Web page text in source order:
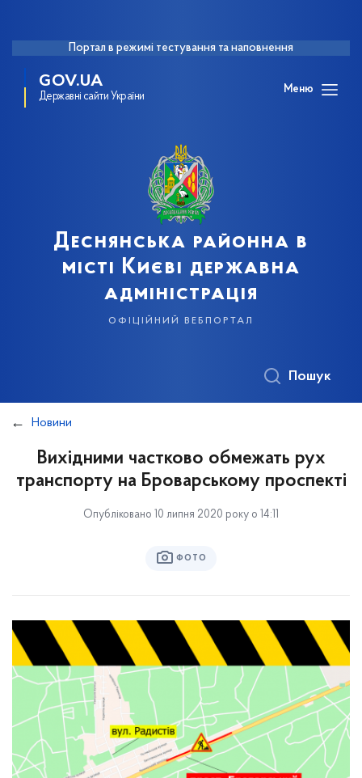
Портал в режимі тестування та наповнення
GOV.UA
Державні сайти України
Меню
Деснянська районна в
місті Києві державна
адміністрація
офіційний вебпортал
Пошук
Новини
Вихідними частково обмежать рух
транспорту на Броварському проспекті
Опубліковано 10 липня 2020 року о 14:11
ФОТО